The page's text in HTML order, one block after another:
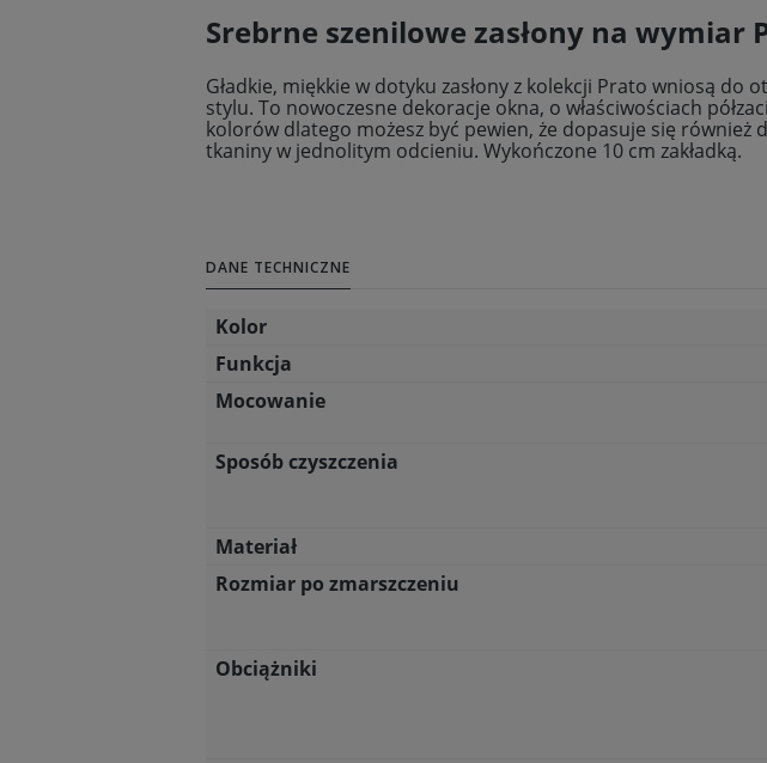
Srebrne szenilowe zasłony na wymiar
Gładkie, miękkie w dotyku zasłony z kolekcji Prato wniosą
stylu. To nowoczesne dekoracje okna, o właściwościach
kolorów dlatego możesz być pewien, że dopasuje się również
tkaniny w jednolitym odcieniu. Wykończone 10 cm zakładką.
DANE TECHNICZNE
Kolor
Funkcja
Mocowanie
Sposób czyszczenia
Materiał
Rozmiar po zmarszczeniu
Obciążniki